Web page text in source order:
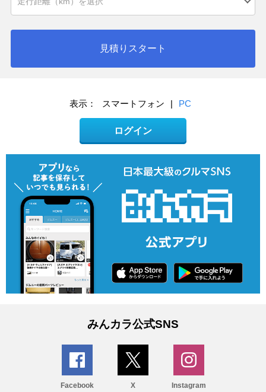
見積りスタート
表示： スマートフォン | PC
ログイン
みんカラ公式SNS
Facebook X Instagram